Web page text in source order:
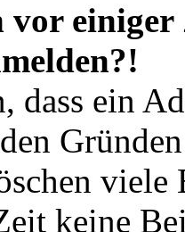
vor
dass ein
viele
keine